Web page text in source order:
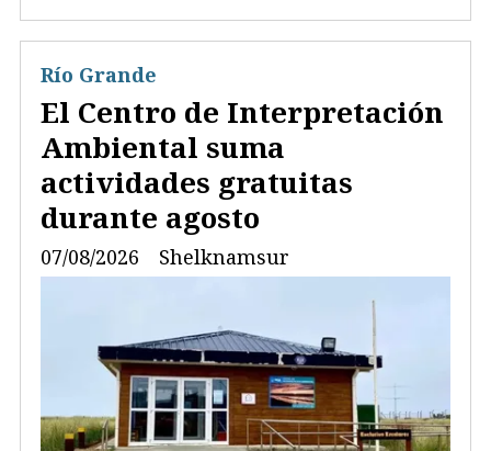
El Centro de Interpretación
Ambiental suma
actividades gratuitas
durante agosto
Shelknamsur
Río Grande
07/08/2026